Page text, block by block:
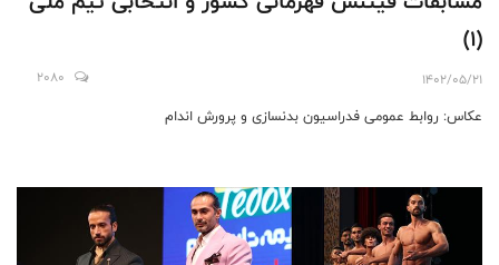
(۱)
1402/05/21
2080
عکاس: روابط عمومی فدراسیون بدنسازی و پرورش اندام